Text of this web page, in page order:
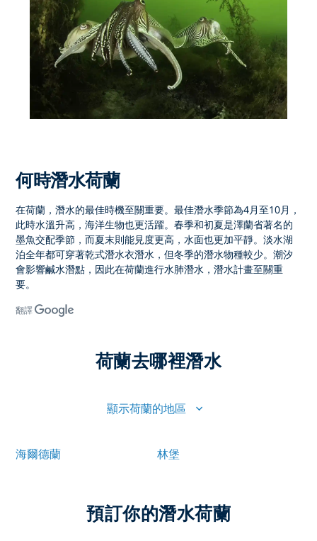
何時潛水荷蘭
在荷蘭，潛水的最佳時機至關重要。最佳潛水季節為4月至10月 ，
此時水溫升高，海洋生物也更活躍。春季和初夏是澤蘭省著名的
墨魚交配季節，而夏末則能見度更高，水面也更加平靜。淡水湖
泊全年都可穿著乾式潛水衣潛水，但冬季的潛水物種較少。潮汐
會影響鹹水潛點，因此在荷蘭進行水肺潛水 ，潛水計畫至關重
要。
翻譯
荷蘭去哪裡潛水
顯示荷蘭的地區
海爾德蘭 林堡
預訂你的潛水荷蘭